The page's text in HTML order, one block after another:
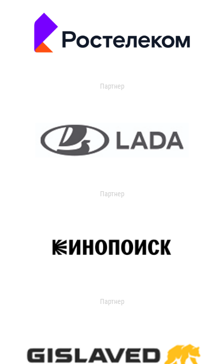
Партнер
Партнер
Партнер